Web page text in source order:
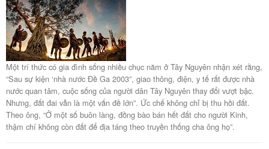
Một trí thức có gia đình sống nhiều chục năm ở Tây Nguyên nhận xét rằng,
“Sau sự kiện ‘nhà nước Đề Ga 2003”, giao thông, điện, y tế rất được nhà
nước quan tâm, cuộc sống của người dân Tây Nguyên thay đổi vượt bậc.
Nhưng, đất đai vẫn là một vấn đề lớn”. Ức chế không chỉ bị thu hồi đất.
Theo ông, “Ở một số buôn làng, đồng bào bán hết đất cho người Kinh,
thậm chí không còn đất để địa táng theo truyền thống cha ông họ”.